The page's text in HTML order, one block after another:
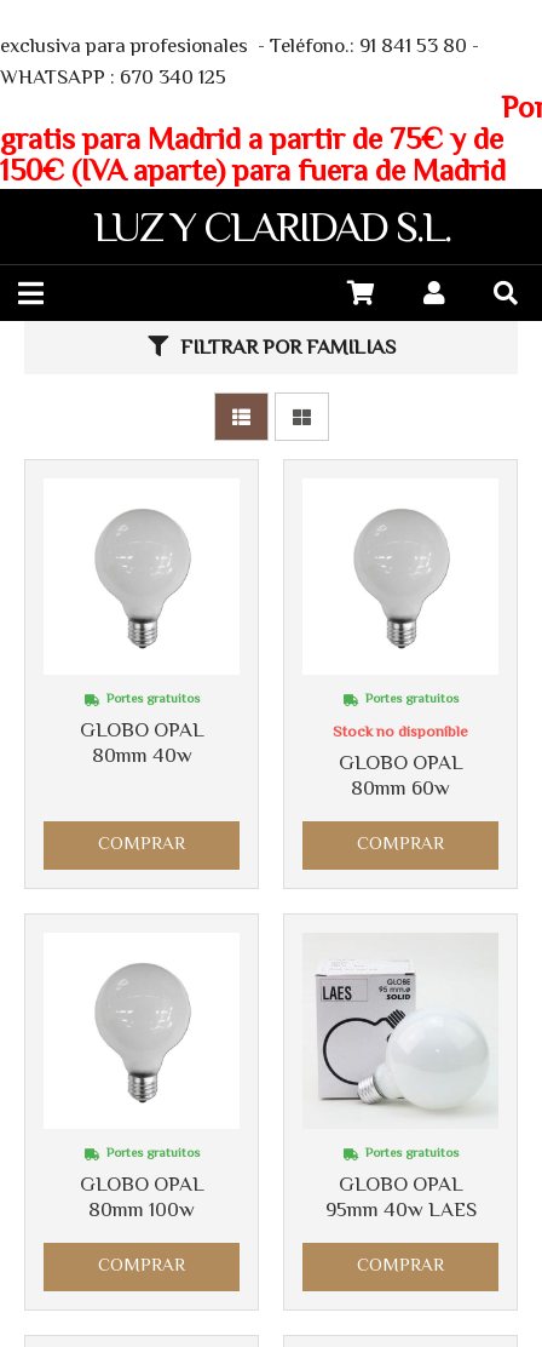
exclusiva para profesionales - Teléfono.: 91 841 53 80 -
WHATSAPP : 670 340 125
gratis para Madrid a partir de 75€ y de
150€ (IVA aparte) para fuera de Madrid
LUZ Y CLARIDAD S.L.
FILTRAR POR FAMILIAS
GLOBO OPAL
80mm 40w
Portes gratuitos
COMPRAR
GLOBO OPAL
80mm 60w
Portes gratuitos
Stock no disponible
COMPRAR
GLOBO OPAL
80mm 100w
Portes gratuitos
COMPRAR
GLOBO OPAL
95mm 40w LAES
Portes gratuitos
COMPRAR
Más info Más info
Más info Más info
Más info
Más info